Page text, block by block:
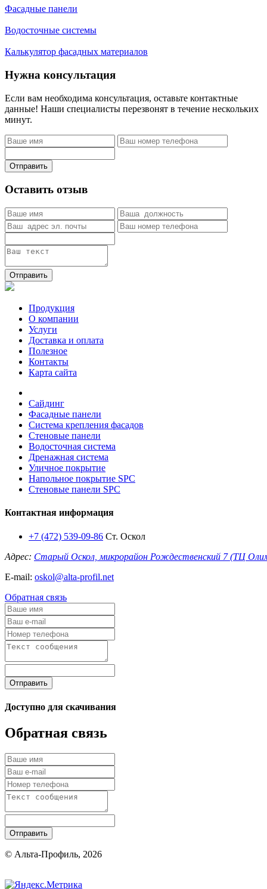
Фасадные панели
Водосточные системы
Калькулятор фасадных материалов
Нужна консультация
Если вам необходима консультация, оставьте контактные
данные! Наши специалисты перезвонят в течение нескольких
минут.
Отправить
Оставить отзыв
Отправить
Продукция
О компании
Услуги
Доставка и оплата
Полезное
Контакты
Карта сайта
Сайдинг
Фасадные панели
Система крепления фасадов
Стеновые панели
Водосточная система
Дренажная система
Уличное покрытие
Напольное покрытие SPC
Стеновые панели SPC
Контактная информация
+7 (472) 539-09-86 Ст. Оскол
Адрес: Старый Оскол, микрорайон Рождественский 7 (ТЦ
E-mail: oskol@alta-profil.net
Обратная связь
Отправить
Доступно для скачивания
Обратная связь
Отправить
© Альта-Профиль, 2026